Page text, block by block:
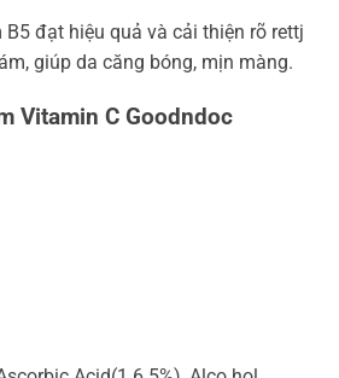
B5 đạt hiệu quả và cải thiện rõ rettj
giúp da căng bóng, mịn màng.
Vitamin C Goodndoc